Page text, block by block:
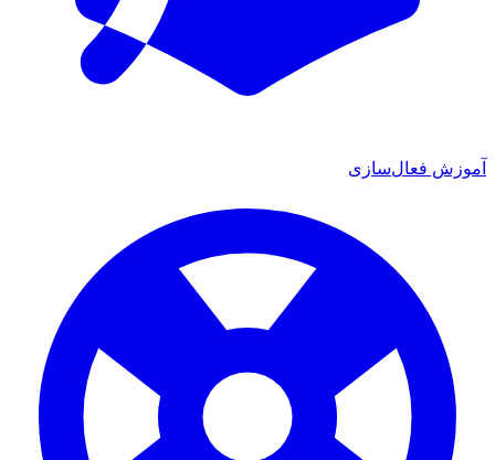
آموزش فعال‌سازی